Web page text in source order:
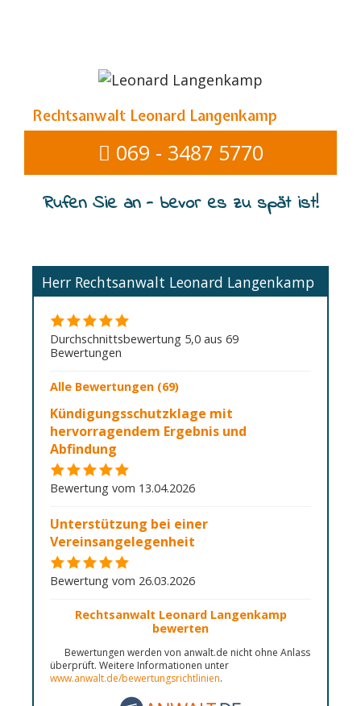
Rechtsanwalt Leonard Langenkamp
069 - 3487 5770
Rufen Sie an - bevor es zu spät ist!
Herr Rechtsanwalt Leonard Langenkamp
Durchschnittsbewertung 5,0 aus 69
Bewertungen
Alle Bewertungen (69)
Kündigungsschutzklage mit
hervorragendem Ergebnis und
Abfindung
Bewertung vom 13.04.2026
Unterstützung bei einer
Vereinsangelegenheit
Bewertung vom 26.03.2026
Rechtsanwalt Leonard Langenkamp
bewerten
Bewertungen werden von anwalt.de nicht ohne Anlass
überprüft. Weitere Informationen unter
www.anwalt.de/bewertungsrichtlinien.